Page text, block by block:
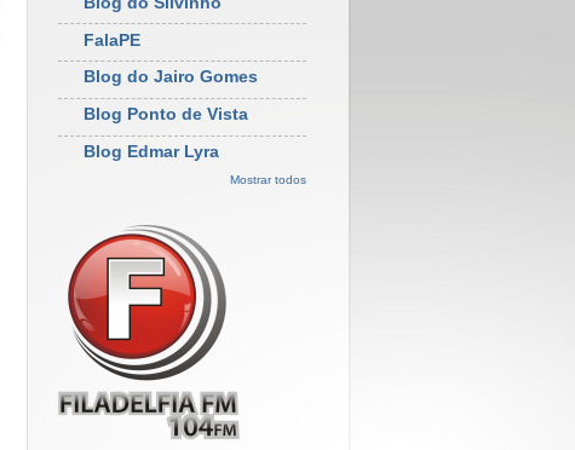
FalaPE
Blog do Jairo Gomes
Blog Ponto de Vista
Blog Edmar Lyra
Mostrar todos